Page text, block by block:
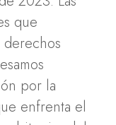
que
derechos
por la
enfrenta el